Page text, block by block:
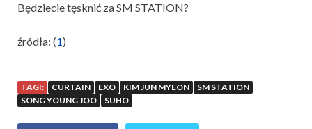
Będziecie tęsknić za SM STATION?
źródła: (1)
TAGI: CURTAIN EXO KIM JUN MYEON
SM STATION
SONG YOUNG JOO
SUHO